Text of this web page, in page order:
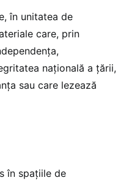
în unitatea de
care, prin
națională a țării,
sau care lezează
în spațiile de